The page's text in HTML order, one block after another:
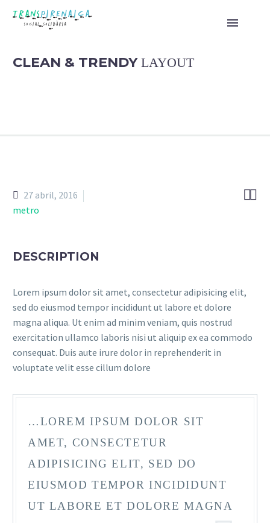
CLEAN & TRENDY LAYOUT

27 abril, 2016
metro
DESCRIPTION
Lorem ipsum dolor sit amet, consectetur adipisicing elit,
sed do eiusmod tempor incididunt ut labore et dolore
magna aliqua. Ut enim ad minim veniam, quis nostrud
exercitation ullamco laboris nisi ut aliquip ex ea commodo
consequat. Duis aute irure dolor in reprehenderit in
voluptate velit esse cillum dolore
…LOREM IPSUM DOLOR SIT
AMET, CONSECTETUR
ADIPISICING ELIT, SED DO
EIUSMOD TEMPOR INCIDIDUNT
UT LABORE ET DOLORE MAGNA